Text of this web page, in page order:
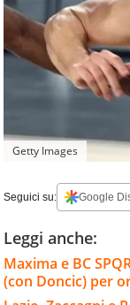
Getty Images
Seguici su: Google
Leggi anche:
Maxima e BC
(con Doncic) per